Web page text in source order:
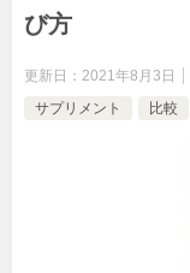
び方
更新日： 2021年8月3日
サプリメント
比較